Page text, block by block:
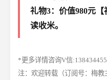
礼物3：价值980元
读收米。
*更多详情咨询V信
注：欢迎转载（订阅号：梅